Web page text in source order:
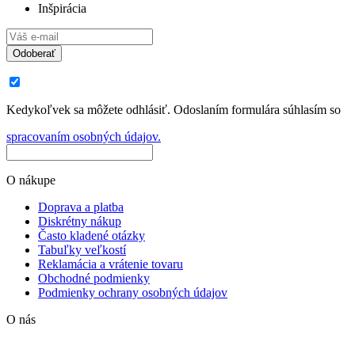
Inšpirácia
Odoberať
Kedykoľvek sa môžete odhlásiť. Odoslaním formulára súhlasím so
spracovaním osobných údajov.
O nákupe
Doprava a platba
Diskrétny nákup
Často kladené otázky
Tabuľky veľkostí
Reklamácia a vrátenie tovaru
Obchodné podmienky
Podmienky ochrany osobných údajov
O nás